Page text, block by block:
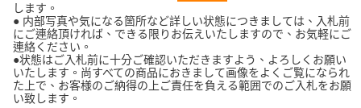
します。
● 内部写真や気になる箇所など詳しい状態につきましては、入札前
にご連絡頂ければ、できる限りお伝えいたしますので、お気軽にご
連絡ください。
●状態はご入札前に十分ご確認いただきますよう、よろしくお願い
いたします。尚すべての商品におきまして画像をよくご覧になられ
た上で、お客様のご納得の上ご責任を負える範囲でのご入札をお願
い致します。